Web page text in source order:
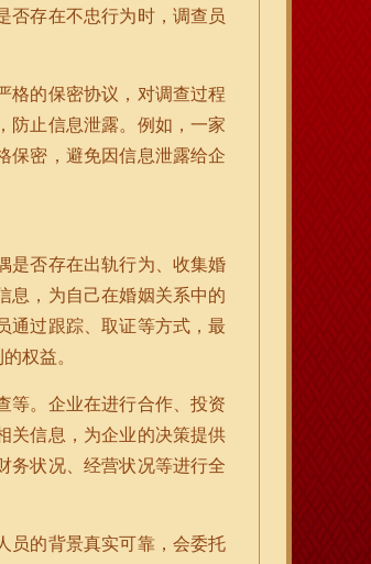
否存在不忠行为时，调查员
格的保密协议，对调查过程
防止信息泄露。例如，一家
保密，避免因信息泄露给企
是否存在出轨行为、收集婚
息，为自己在婚姻关系中的
通过跟踪、取证等方式，最
权益。
等。企业在进行合作、投资
关信息，为企业的决策提供
务状况、经营状况等进行全
员的背景真实可靠，会委托